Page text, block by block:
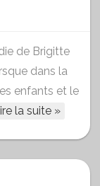
de Brigitte
dans la
enfants et le
la suite »